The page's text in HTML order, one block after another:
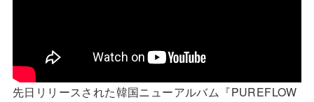
先日リリースされた韓国ニューアルバム『PUREFLOW